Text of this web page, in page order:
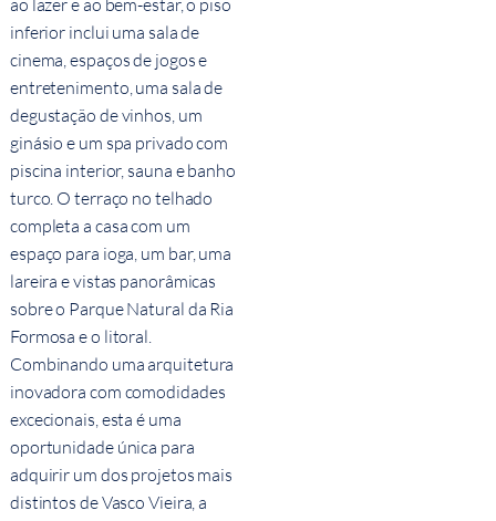
ao lazer e ao bem-estar, o piso
inferior inclui uma sala de
cinema, espaços de jogos e
entretenimento, uma sala de
degustação de vinhos, um
ginásio e um spa privado com
piscina interior, sauna e banho
turco. O terraço no telhado
completa a casa com um
espaço para ioga, um bar, uma
lareira e vistas panorâmicas
sobre o Parque Natural da Ria
Formosa e o litoral.
Combinando uma arquitetura
inovadora com comodidades
excecionais, esta é uma
oportunidade única para
adquirir um dos projetos mais
distintos de Vasco Vieira, a